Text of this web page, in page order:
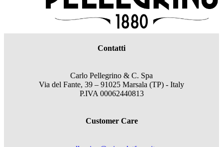
Contatti
Carlo Pellegrino & C. Spa
Via del Fante, 39 – 91025 Marsala (TP) - Italy
P.IVA 00062440813
Customer Care